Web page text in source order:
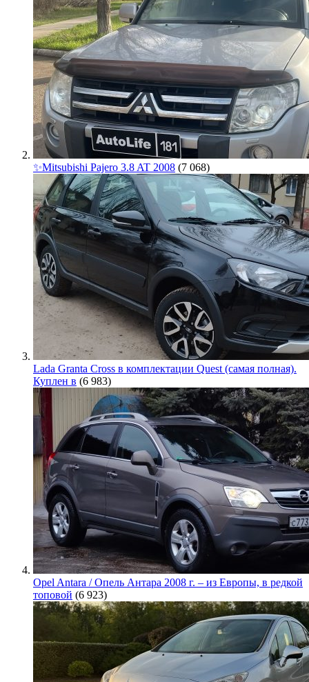
✨Mitsubishi Pajero 3.8 AT 2008 (7 068)
Lada Granta Cross в комплектации Quest (самая полная).
Куплен в (6 983)
Opel Antara / Опель Антара 2008 г. – из Европы, в редкой
топовой (6 923)